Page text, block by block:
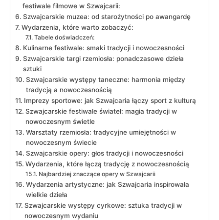
festiwale⁣ filmowe w Szwajcarii:
Szwajcarskie muzea: od starożytności po awangardę
Wydarzenia, ‌które warto ⁤zobaczyć:
Tabele doświadczeń:
Kulinarne ⁤festiwale: smaki ⁤tradycji ‍i nowoczesności
Szwajcarskie targi rzemiosła: ponadczasowe dzieła
sztuki
Szwajcarskie⁢ występy taneczne: harmonia między
tradycją a⁢ nowoczesnością
Imprezy sportowe: jak‍ Szwajcaria łączy‍ sport z⁣ kulturą
Szwajcarskie festiwale świateł: magia ‌tradycji​ w
nowoczesnym świetle
Warsztaty rzemiosła: tradycyjne umiejętności w
nowoczesnym ‌świecie
Szwajcarskie opery: ⁢głos tradycji i nowoczesności
Wydarzenia, które łączą tradycję z nowoczesnością
Najbardziej znaczące opery w Szwajcarii
Wydarzenia artystyczne: jak Szwajcaria inspirowała
wielkie​ dzieła
Szwajcarskie⁢ występy cyrkowe: sztuka tradycji⁢ w
nowoczesnym wydaniu